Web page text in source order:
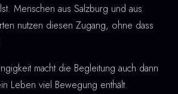
Menschen aus Salzburg und aus
nutzen diesen Zugang, ohne dass
macht die Begleitung auch dann
Leben viel Bewegung enthält.